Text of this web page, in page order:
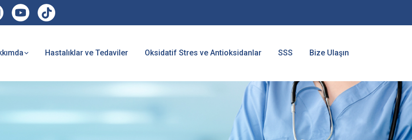
Hastalıklar ve Tedaviler Oksidatif Stres ve Antioksidanlar SSS Bize Ulaşın